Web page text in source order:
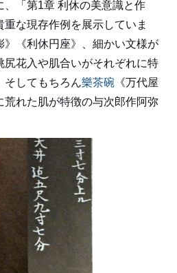
、「第1章 利休の美意識と作
な現存作例を展示していま
《利休円座》、細かい文様が
花入や肌合いがそれぞれに特
そしてもちろん樂茶碗 《万代屋
れた肌が特徴の与次郎作阿弥